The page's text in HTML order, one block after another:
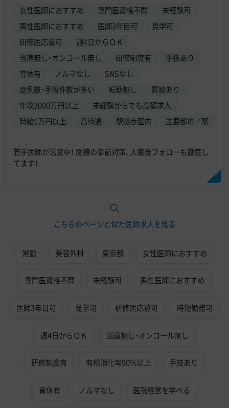
女性医師におすすめ 専門医資格不問
未経験可
男性医師におすすめ
医師3年目可
見学可
研修医応募可
週4日からＯＫ
当直無し・オンコール無し
研修制度有
手技あり
育休有
ノルマなし
SNSなし
症例数・手術件数が多い
転勤無し
昇給あり
年収2000万円以上
未経験からでも高額求人
時給1万円以上
高待遇 駅徒歩圏内 主要都市／駅
若手医師が活躍中！ 面接の事前対策、入職後フォローも徹底し
てます！
こちらのページと似た医師求人を見る
常勤 美容外科 東京都 女性医師におすすめ
専門医資格不問 未経験可 男性医師におすすめ
医師3年目可 見学可 研修医応募可 時短勤務可
週4日からＯＫ 当直無し・オンコール無し
研修制度有 有給消化率90%以上 手技あり
育休有 ノルマなし 医院経営を学べる